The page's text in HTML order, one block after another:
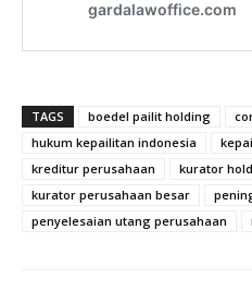
TAGS boedel pailit holding
hukum kepailitan indonesia
kreditur perusahaan
kurator
kurator perusahaan besar
penyelesaian utang perusahaan